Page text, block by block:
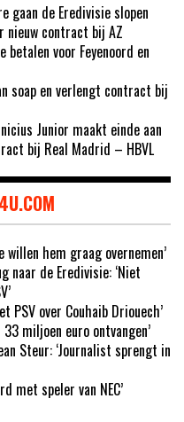
gaan de Eredivisie slopen
nieuw contract bij AZ
voor Feyenoord en
soap en verlengt contract bij
Junior maakt einde aan
bij Real Madrid – HBVL
willen hem graag overnemen’
de Eredivisie: ‘Niet
PSV over Couhaib Driouech’
miljoen euro ontvangen’
Steur: ‘Journalist sprengt in
met speler van NEC’